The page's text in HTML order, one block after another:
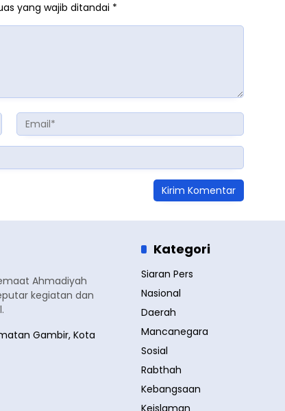
yang wajib ditandai *
Ahmadiyah
kegiatan dan
Gambir, Kota
Kategori
Siaran Pers
Nasional
Daerah
Mancanegara
Sosial
Rabthah
Kebangsaan